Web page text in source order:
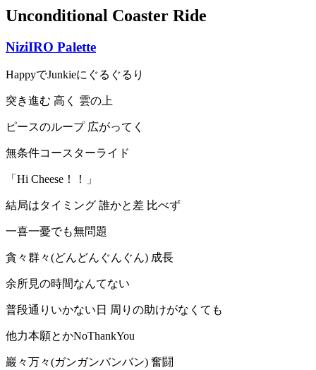
Unconditional Coaster Ride
NiziIRO Palette
HappyでJunkieにぐるぐるり
突き進む 高く 雲の上
ピースのループ 広がってく
無条件コースターライド
「Hi Cheese！！」
結局はタイミング 誰かと差 比べず
一喜一憂でも無問題
貪々群々(どんどんぐんぐん) 成長
余所見の時間なんてない
普段通りいかない日 周りの助けがなくても
他力本願とかNoThankYou
巖々万々(ガンガンバンバン) 奮闘